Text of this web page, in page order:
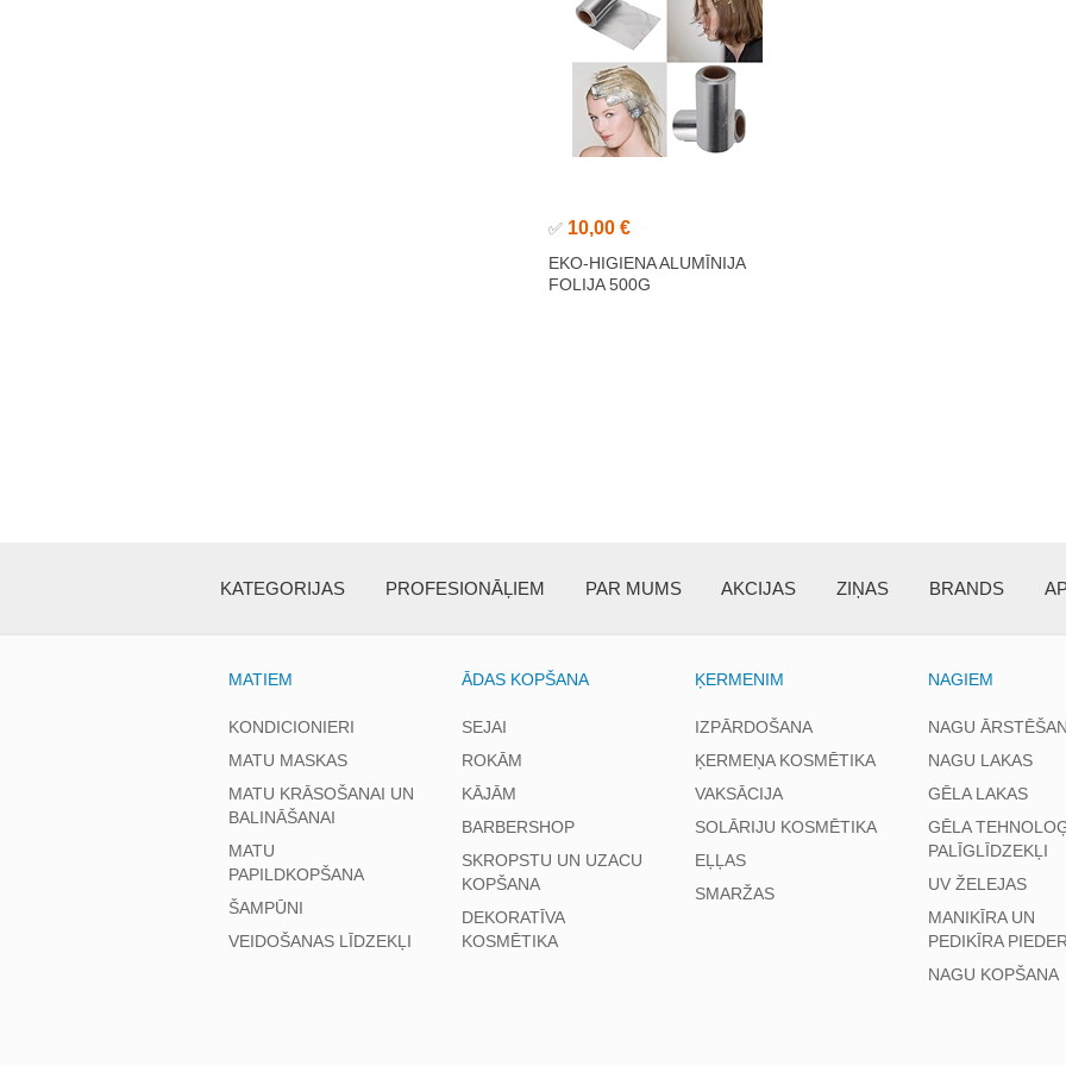
✅ 10,00 €
EKO-HIGIENA ALUMĪNIJA
FOLIJA 500G
KATEGORIJAS PROFESIONĀĻIEM PAR MUMS AKCIJAS ZIŅAS BRANDS
MATIEM
KONDICIONIERI
MATU MASKAS
MATU KRĀSOŠANAI UN
BALINĀŠANAI
MATU
PAPILDKOPŠANA
ŠAMPŪNI
VEIDOŠANAS LĪDZEKĻI
ĀDAS KOPŠANA
SEJAI
ROKĀM
KĀJĀM
BARBERSHOP
SKROPSTU UN UZACU
KOPŠANA
DEKORATĪVA
KOSMĒTIKA
ĶERMENIM
IZPĀRDOŠANA
ĶERMEŅA KOSMĒTIKA
VAKSĀCIJA
SOLĀRIJU KOSMĒTIKA
EĻĻAS
SMARŽAS
NAGIEM
NAGU
NAGU LAKAS
GĒLA LAKAS
GĒLA
PALĪGLĪDZEKĻI
UV ŽELEJAS
MANIKĪRA UN
PEDIKĪRA
NAGU KOPŠANA